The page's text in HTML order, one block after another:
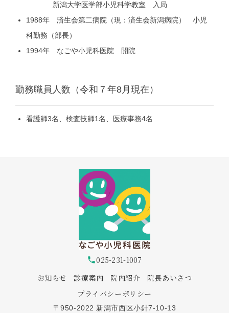
新潟大学医学部小児科学教室 入局
1988年 済生会第二病院（現：済生会新潟病院） 小児
科勤務（部長）
1994年 なごや小児科医院 開院
勤務職員人数（令和７年8月現在）
看護師3名、検査技師1名、医療事務4名
phone025-231-1007
お知らせ
診療案内 院内紹介
院長あいさつ
プライバシーポリシー
〒950-2022 新潟市西区小針7-10-13